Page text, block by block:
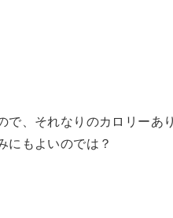
で、それなりのカロリーあ
にもよいのでは？